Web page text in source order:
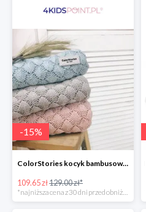
-15%
ColorStories kocyk bambusowy soft bamboo jasny szary -15%
109.65 zł129.00 zł*
*najniższa cena z 30 dni przed obniżką